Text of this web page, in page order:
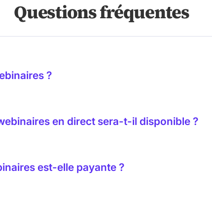
Questions fréquentes
?
la présence internationale d'une entreprise. Que vous
apporteront des informations concrètes et exploitables.
en direct sera-t-il disponible ?
pas y assister en direct. Nous mettrons également
est-elle payante ?